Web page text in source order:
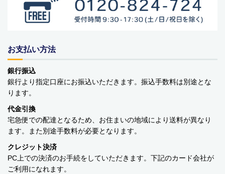
季節商品
日用品・雑貨
コンテナキャリー
バッグ・カート
美容
アクセサリー
お支払い方法
銀行振込
銀行より指定口座にお振込いただきます。振込手数料は別途とな
ります。
代金引換
宅急便での配達となるため、お住まいの地域により送料が異なり
ます。また別途手数料が必要となります。
クレジット決済
PC上での決済のお手続をしていただきます。下記のカード会社が
ご利用になれます。